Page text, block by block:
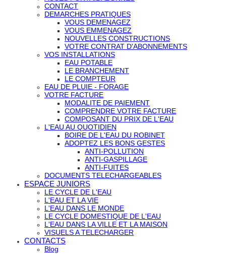
CONTACT
DEMARCHES PRATIQUES
VOUS DEMENAGEZ
VOUS EMMENAGEZ
NOUVELLES CONSTRUCTIONS
VOTRE CONTRAT D'ABONNEMENTS
VOS INSTALLATIONS
EAU POTABLE
LE BRANCHEMENT
LE COMPTEUR
EAU DE PLUIE - FORAGE
VOTRE FACTURE
MODALITE DE PAIEMENT
COMPRENDRE VOTRE FACTURE
COMPOSANT DU PRIX DE L'EAU
L'EAU AU QUOTIDIEN
BOIRE DE L'EAU DU ROBINET
ADOPTEZ LES BONS GESTES
ANTI-POLLUTION
ANTI-GASPILLAGE
ANTI-FUITES
DOCUMENTS TELECHARGEABLES
ESPACE JUNIORS
LE CYCLE DE L'EAU
L'EAU ET LA VIE
L'EAU DANS LE MONDE
LE CYCLE DOMESTIQUE DE L'EAU
L'EAU DANS LA VILLE ET LA MAISON
VISUELS A TELECHARGER
CONTACTS
Blog